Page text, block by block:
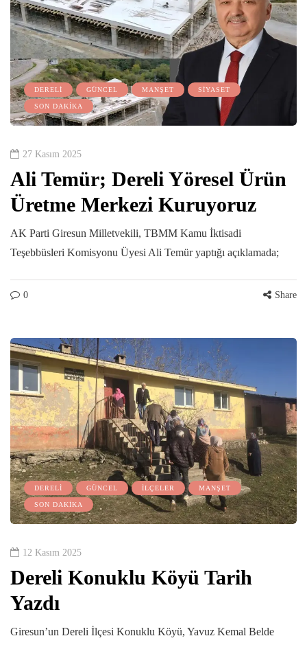
DERELİ GÜNCEL MANŞET SİYASET
SON DAKİKA
27 Kasım 2025
Ali Temür; Dereli Yöresel Ürün
Üretme Merkezi Kuruyoruz
AK Parti Giresun Milletvekili, TBMM Kamu İktisadi
Teşebbüsleri Komisyonu Üyesi Ali Temür yaptığı açıklamada;
0 Share
DERELİ GÜNCEL İLÇELER MANŞET
SON DAKİKA
12 Kasım 2025
Dereli Konuklu Köyü Tarih
Yazdı
Giresun’un Dereli İlçesi Konuklu Köyü, Yavuz Kemal Belde